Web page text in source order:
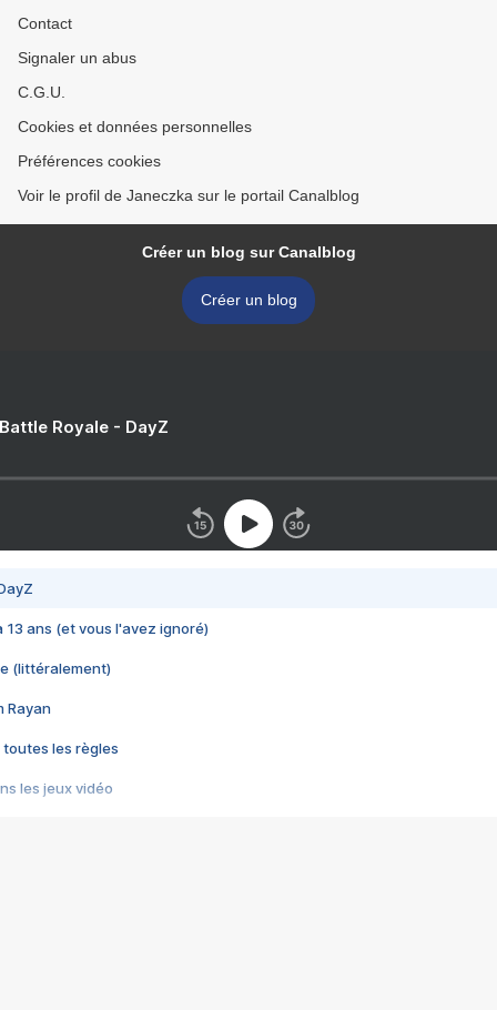
Contact
Signaler un abus
C.G.U.
Cookies et données personnelles
Préférences cookies
Voir le profil de Janeczka sur le portail Canalblog
Créer un blog sur Canalblog
Créer un blog
Royale - DayZ
13 ans (et vous l'avez ignoré)
(littéralement)
Rayan
toutes les règles
les jeux vidéo